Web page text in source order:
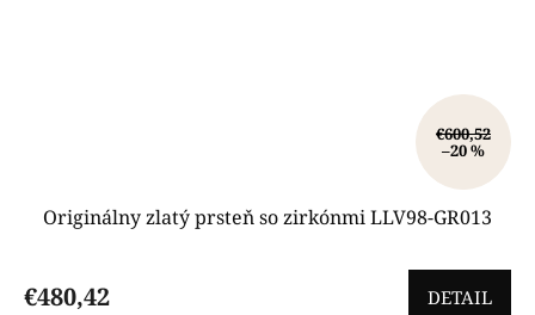
€600,52
–20 %
Originálny zlatý prsteň so zirkónmi LLV98-GR013
€480,42 DETAIL